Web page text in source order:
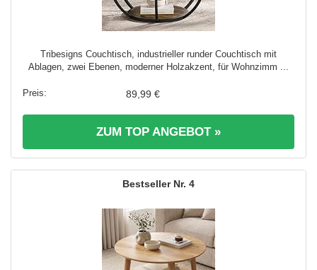
Tribesigns Couchtisch, industrieller runder Couchtisch mit
Ablagen, zwei Ebenen, moderner Holzakzent, für Wohnzimm ...
89,99 €
ZUM TOP ANGEBOT »
4